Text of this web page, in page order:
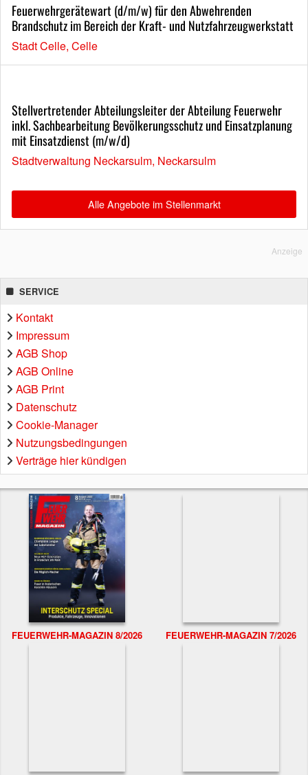
Feuerwehrgerätewart (d/m/w) für den Abwehrenden
Brandschutz im Bereich der Kraft- und Nutzfahrzeugwerkstatt
Stadt Celle, Celle
Stellvertretender Abteilungsleiter der Abteilung Feuerwehr
inkl. Sachbearbeitung Bevölkerungsschutz und Einsatzplanung
mit Einsatzdienst (m/w/d)
Stadtverwaltung Neckarsulm, Neckarsulm
Alle Angebote im Stellenmarkt
Anzeige
SERVICE
Kontakt
Impressum
AGB Shop
AGB Online
AGB Print
Datenschutz
Cookie-Manager
Nutzungsbedingungen
Verträge hier kündigen
FEUERWEHR-MAGAZIN 8/2026 FEUERWEHR-MAGAZIN 7/2026